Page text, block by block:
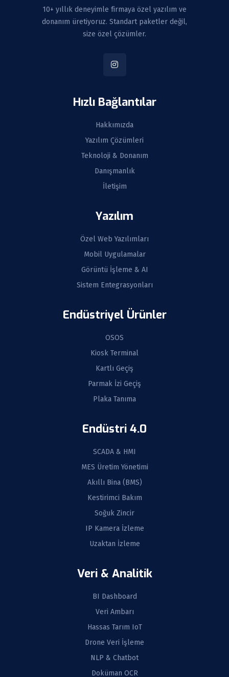
10+ yıllık deneyimle firmaya özel yazılım ve
donanım üretiyoruz. Standart paketler değil,
size özel çözümler.
Hızlı Bağlantılar
Hakkımızda
Yazılım Çözümleri
Teknoloji & Donanım
Danışmanlık
İletişim
Yazılım
Özel Web Yazılımları
Mobil Uygulamalar
Görüntü İşleme & AI
Sistem Entegrasyonları
Endüstriyel Ürünler
OSOS
Kiosk Terminal
Kartlı Geçiş
Parmak İzi Geçiş
Plaka Tanıma
Endüstri 4.0
SCADA & HMI
MES Üretim Yönetimi
Akıllı Bina (BMS)
Kestirimci Bakım
Soğuk Zincir
IP Kamera İzleme
Uzaktan İzleme
Veri & Analitik
BI Dashboard
Veri Ambarı
Hassas Tarım IoT
Drone Veri İşleme
NLP & Chatbot
Doküman OCR